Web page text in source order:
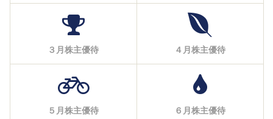
３月株主優待 ４月株主優待
５月株主優待 ６月株主優待